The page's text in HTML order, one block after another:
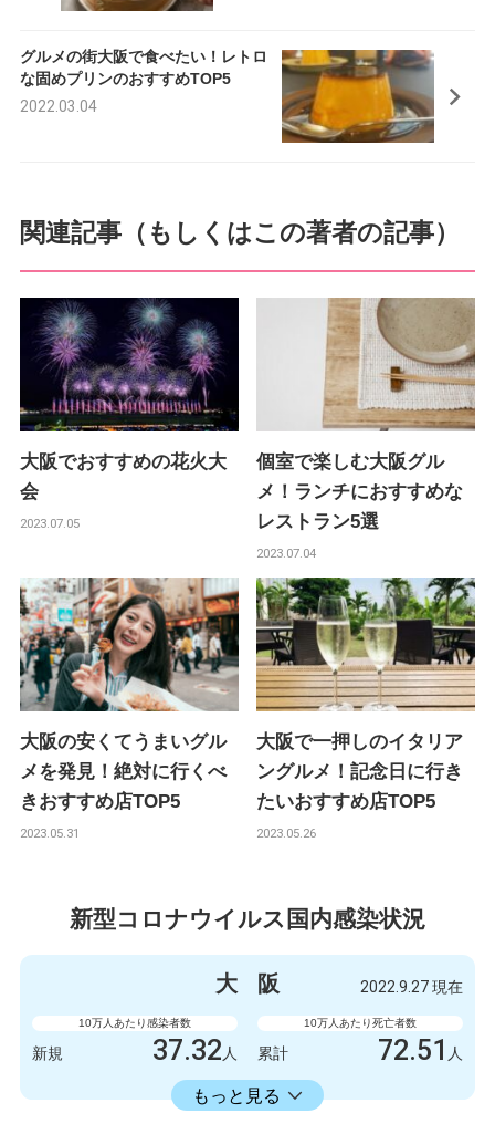
r
グルメの街大阪で食べたい！レトロ
な固めプリンのおすすめTOP5
2022.03.04
関連記事（もしくはこの著者の記事）
大阪でおすすめの花火大
会
2023.07.05
個室で楽しむ大阪グル
メ！ランチにおすすめな
レストラン5選
2023.07.04
大阪の安くてうまいグル
メを発見！絶対に行くべ
きおすすめ店TOP5
2023.05.31
大阪で一押しのイタリア
ングルメ！記念日に行き
たいおすすめ店TOP5
2023.05.26
新型コロナウイルス国内感染状況
大 阪 2022.9.27 現在
10万人あたり感染者数
新規 37.32 人
10万人あたり死亡者数
累計 72.51 人
もっと見る
23598.73人